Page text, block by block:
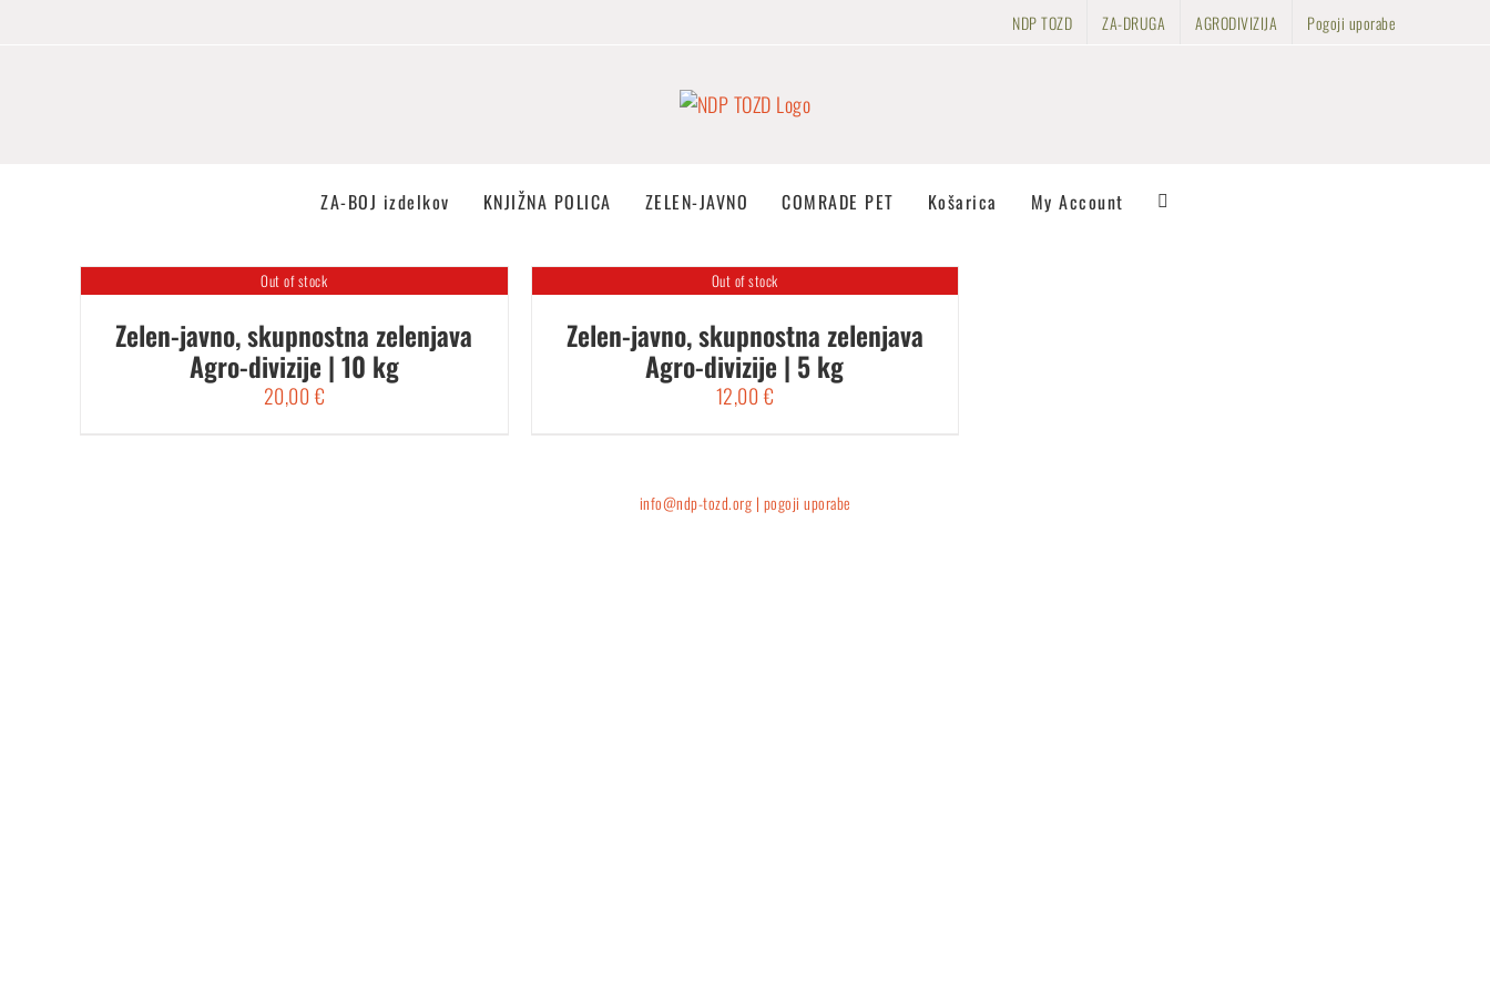
NDP TOZD ZA-DRUGA AGRODIVIZIJA Pogoji uporabe
ZA-BOJ izdelkov KNJIŽNA POLICA ZELEN-JAVNO COMRADE PET Košarica My Account
Out of stock
Zelen-javno, skupnostna zelenjava
Agro-divizije | 10 kg
20,00€
Out of stock
Zelen-javno, skupnostna zelenjava
Agro-divizije | 5 kg
12,00€
info@ndp-tozd.org | pogoji uporabe